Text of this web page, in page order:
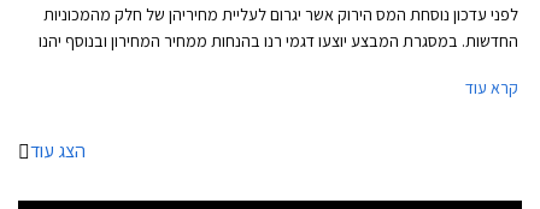
לפני עדכון נוסחת המס הירוק אשר יגרום לעליית מחיריהן של חלק מהמכוניות
החדשות. במסגרת המבצע יוצעו דגמי רנו בהנחות ממחיר המחירון ובנוסף יהנו
קרא עוד
הצג עוד